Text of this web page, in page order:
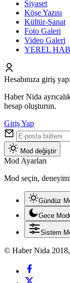
Siyaset
Köşe Yazısı
Kültür-Sanat
Foto Galeri
Video Galeri
YEREL
Hesabınıza giriş
Haber Nida
hesap oluşturun.
Giriş Yap
Mod değiştir
Mod Ayarları
Mod seçin,
Gündüz
Gece
Sistem
© Haber Nida 2018,